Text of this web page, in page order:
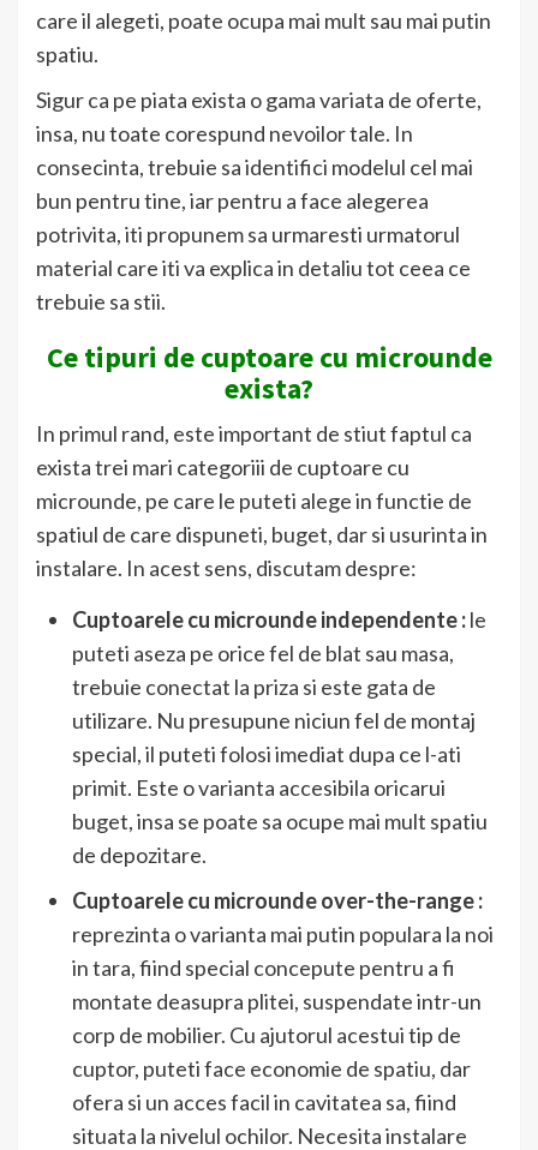
care il alegeti, poate ocupa mai mult sau mai putin
spatiu.
Sigur ca pe piata exista o gama variata de oferte,
insa, nu toate corespund nevoilor tale. In
consecinta, trebuie sa identifici modelul cel mai
bun pentru tine, iar pentru a face alegerea
potrivita, iti propunem sa urmaresti urmatorul
material care iti va explica in detaliu tot ceea ce
trebuie sa stii.
Ce tipuri de cuptoare cu microunde
exista?
In primul rand, este important de stiut faptul ca
exista trei mari categoriii de cuptoare cu
microunde, pe care le puteti alege in functie de
spatiul de care dispuneti, buget, dar si usurinta in
instalare. In acest sens, discutam despre:
Cuptoarele cu microunde independente :le
puteti aseza pe orice fel de blat sau masa,
trebuie conectat la priza si este gata de
utilizare. Nu presupune niciun fel de montaj
special, il puteti folosi imediat dupa ce l-ati
primit. Este o varianta accesibila oricarui
buget, insa se poate sa ocupe mai mult spatiu
de depozitare.
Cuptoarele cu microunde over-the-range :
reprezinta o varianta mai putin populara la noi
in tara, fiind special concepute pentru a fi
montate deasupra plitei, suspendate intr-un
corp de mobilier. Cu ajutorul acestui tip de
cuptor, puteti face economie de spatiu, dar
ofera si un acces facil in cavitatea sa, fiind
situata la nivelul ochilor. Necesita instalare